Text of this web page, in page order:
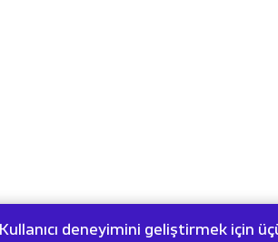
Kullanıcı deneyimini geliştirmek için